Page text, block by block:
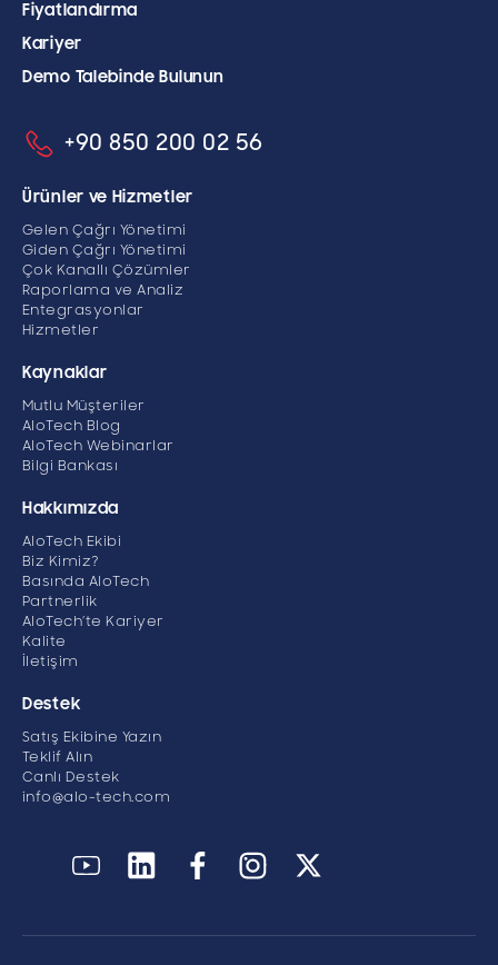
Fiyatlandırma
Kariyer
Demo Talebinde Bulunun
+90 850 200 02 56
Ürünler ve Hizmetler
Gelen Çağrı Yönetimi
Giden Çağrı Yönetimi
Çok Kanallı Çözümler
Raporlama ve Analiz
Entegrasyonlar
Hizmetler
Kaynaklar
Mutlu Müşteriler
AloTech Blog
AloTech Webinarlar
Bilgi Bankası
Hakkımızda
AloTech Ekibi
Biz Kimiz?
Basında AloTech
Partnerlik
AloTech’te Kariyer
Kalite
İletişim
Destek
Satış Ekibine Yazın
Teklif Alın
Canlı Destek
info@alo-tech.com